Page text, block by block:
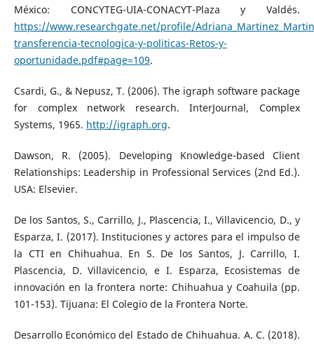
México: CONCYTEG-UIA-CONACYT-Plaza y Valdés.
https://www.researchgate.net/profile/
transferencia-tecnologica-y-politicas-Retos-y-
oportunidade.pdf#page=109.
Csardi, G., & Nepusz, T. (2006). The igraph software package
for complex network research. InterJournal, Complex
Systems, 1965. http://igraph.org.
Dawson, R. (2005). Developing Knowledge-based Client
Relationships: Leadership in Professional Services (2nd Ed.).
USA: Elsevier.
De los Santos, S., Carrillo, J., Plascencia, I., Villavicencio, D., y
Esparza, I. (2017). Instituciones y actores para el impulso de
la CTI en Chihuahua. En S. De los Santos, J. Carrillo, I.
Plascencia, D. Villavicencio, e I. Esparza, Ecosistemas de
innovación en la frontera norte: Chihuahua y Coahuila (pp.
101-153). Tijuana: El Colegio de la Frontera Norte.
Desarrollo Económico del Estado de Chihuahua. A. C. (2018).